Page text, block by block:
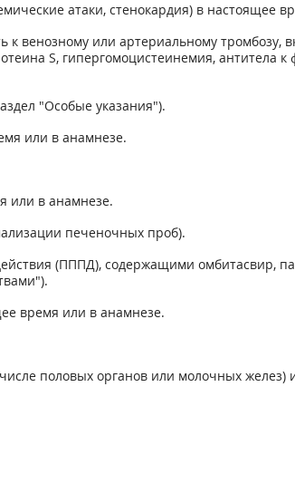
атаки, стенокардия) в настоящее
венозному или артериальному тромбозу,
S, гипергомоцистеинемия, антитела
"Особые указания").
или в анамнезе.
или в анамнезе.
печеночных проб).
(ПППД), содержащими омбитасвир,
время или в анамнезе.
половых органов или молочных желез)